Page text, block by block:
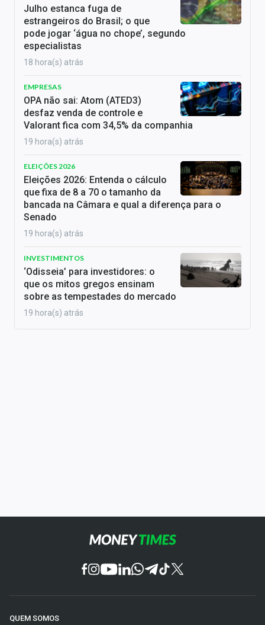
Julho estanca fuga de
estrangeiros do Brasil; o que
pode jogar ‘água no chope’, segundo
especialistas
18 hora(s) atrás
EMPRESAS
OPA não sai: Atom (ATED3)
desfaz venda de controle e
Valorant fica com 34,5% da companhia
19 hora(s) atrás
ELEIÇÕES 2026
Eleições 2026: Entenda o cálculo
que fixa de 8 a 70 o tamanho da
bancada na Câmara e qual a diferença para o
Senado
19 hora(s) atrás
INVESTIMENTOS
‘Odisseia’ para investidores: o
que os mitos gregos ensinam
sobre as tempestades do mercado
19 hora(s) atrás
QUEM SOMOS